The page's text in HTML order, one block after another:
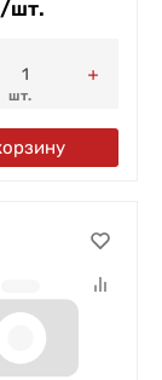
/шт.
шт.